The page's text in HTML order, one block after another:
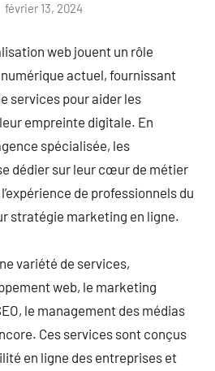
février 13, 2024
web jouent un rôle
actuel, fournissant
services pour aider les
empreinte digitale. En
spécialisée, les
dédier sur leur cœur de métier
de professionnels du
stratégie marketing en ligne.
variété de services,
web, le marketing
le management des médias
Ces services sont conçus
en ligne des entreprises et